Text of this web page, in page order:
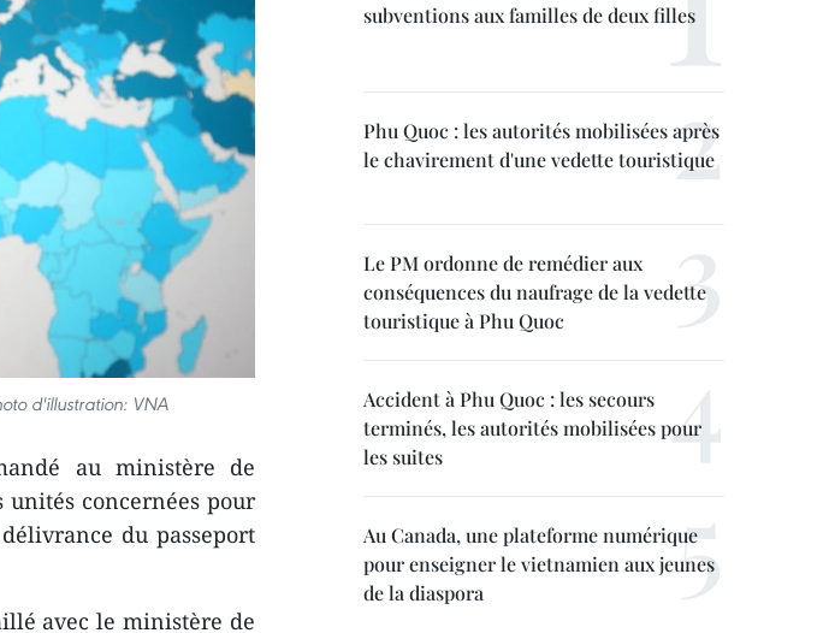
d'illustration: VNA
au ministère de
concernées pour
du passeport
avec le ministère de
subventions aux familles de deux filles
Phu Quoc : les autorités mobilisées après
le chavirement d'une vedette touristique
Le PM ordonne de remédier aux
conséquences du naufrage de la vedette
touristique à Phu Quoc
Accident à Phu Quoc : les secours
terminés, les autorités mobilisées pour
les suites
Au Canada, une plateforme numérique
pour enseigner le vietnamien aux jeunes
de la diaspora